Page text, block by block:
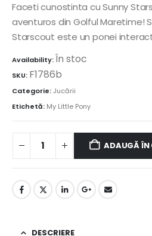
Faceti cunostinta cu Sunny
aventuros din Golful Maretime!
Starscout este un ponei
Availability:În stoc
SKU: F1786b
Categorie:Jucării
Etichetă: My Little Pony
ADAUGĂ ÎN
DESCRIERE